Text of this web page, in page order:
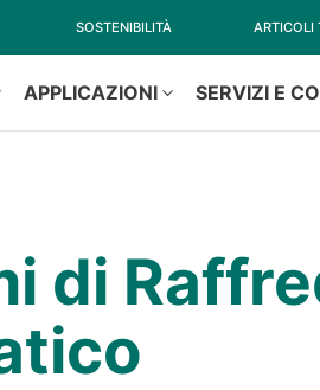
SOSTENIBILITÀ ARTICOLI
APPLICAZIONI SERVIZI E
di